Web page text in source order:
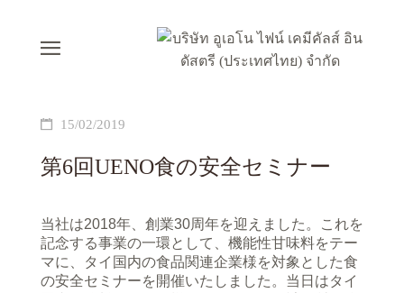
15/02/2019
第6回UENO食の安全セミナー
当社は2018年、創業30周年を迎えました。これを
記念する事業の一環として、機能性甘味料をテー
マに、タイ国内の食品関連企業様を対象とした食
の安全セミナーを開催いたしました。当日はタイ